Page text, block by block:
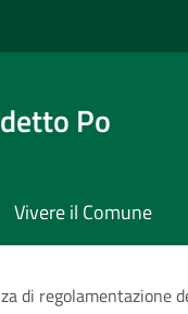
Po
Vivere il Comune
di regolamentazione